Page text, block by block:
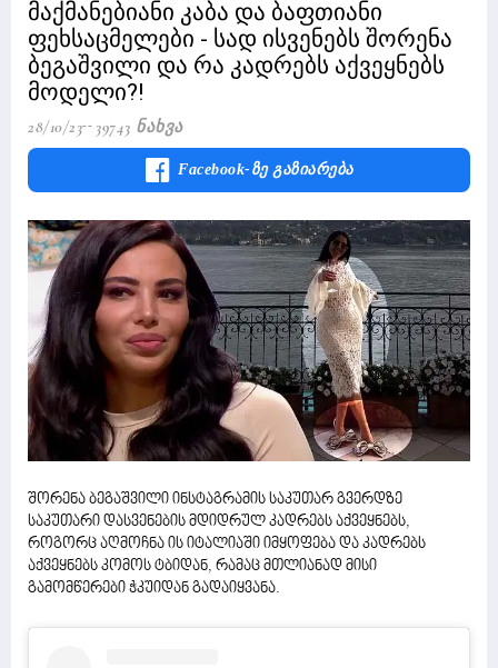
მაქმანებიანი კაბა და ბაფთიანი
ფეხსაცმელები - სად ისვენებს შორენა
ბეგაშვილი და რა კადრებს აქვეყნებს
მოდელი?!
28/10/23 39743 Ნახვა
Facebook-Ზე Გაზიარება
შორენა ბეგაშვილი ინსტაგრამის საკუთარ გვერდზე
საკუთარი დასვენების მდიდრულ კადრებს აქვეყნებს,
როგორც აღმოჩნა ის იტალიაში იმყოფება და კადრებს
აქვეყნებს კომოს ტბიდან, რამაც მთლიანად მისი
გამომწერები ჭკუიდან გადაიყვანა.